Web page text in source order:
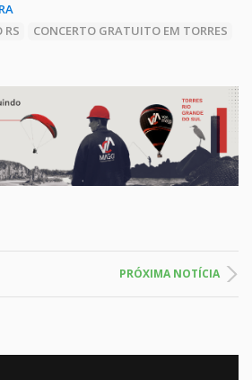
RS
CONCERTO GRATUITO EM TORRES
PRÓXIMA NOTÍCIA